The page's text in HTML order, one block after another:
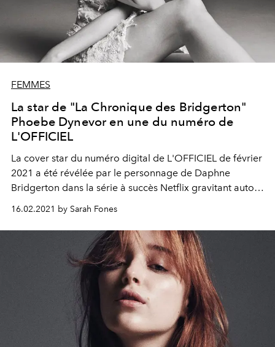
FEMMES
La star de "La Chronique des Bridgerton"
Phoebe Dynevor en une du numéro de
L'OFFICIEL
La cover star du numéro digital de L'OFFICIEL de février
2021 a été révélée par le personnage de Daphne
Bridgerton dans la série à succès Netflix gravitant autour
prochaine étape pour la jeune actrice Phoebe Dynevor ?
Conquérir le monde, bien entendu.
16.02.2021 by Sarah Fones